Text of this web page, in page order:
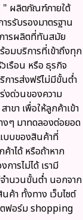
" ผลิตภัณฑ์ภายใต้
รรับรองมาตรฐาน
ารผลิตที่ทันสมัย
มบริการที่เข้าถึงทุก
เรือน หรือ ธุรกิจ
ารส่งฟรีไม่มีขั้นต่ำ
งด่วนของความ
ขา เพื่อให้ลูกค้าเข้า
งๆ มาทดลองต่อยอด
บบของสินค้าที่
าได้ หรือถ้าหาก
ารไม่ได้ เรามี
ำนวนขั้นต่ำ นอกจาก
ค้า ทั้งทาง เว็บไซต์
ฟอร์ม shopping